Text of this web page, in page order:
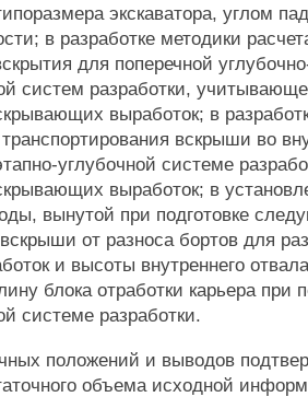
экскаватора, углом
в разработке методики
для поперечной
систем разработки,
выработок; в
вскрыши во
углубочной системе
выработок; в
вынутой при подготовке
от разноса бортов для
и высоты внутреннего
блока отработки карьера при
системе разработки.
положений и выводов
объема исходной